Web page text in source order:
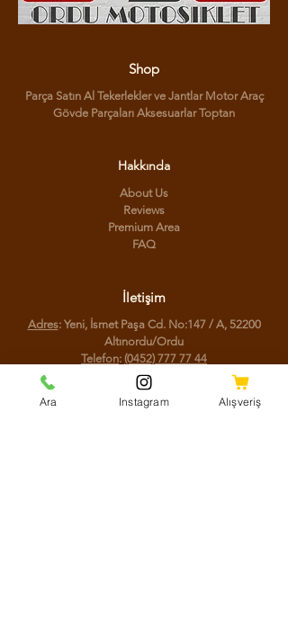
Shop
Parça Satın Al Tekerlekler ve Jantlar Motor Araç
Gövde Parçaları Aksesuarlar Toptan
Hakkında
About Us
Reviews
Premium Area
FAQ
İletişim
Adres: Yeni, İsmet Paşa Cd. No:147 / A, 52200
Altınordu/Ordu
Telefon: (0452) 777 77 44
Sosyal Medya
Ara Instagram Alışveriş